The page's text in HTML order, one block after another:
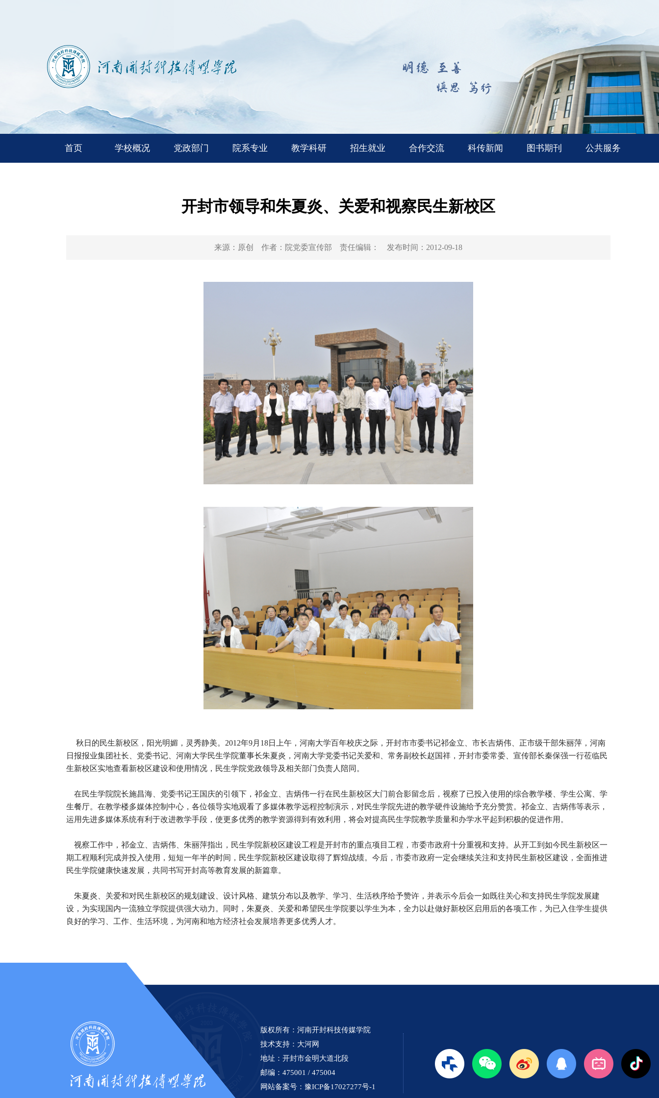
首页 学校概况 党政部门 院系专业 教学科研 招生就业 合作交流 科传新闻 图书期刊 公共服务
开封市领导和朱夏炎、关爱和视察民生新校区
来源： 原创 作者： 院党委宣传部 责任编辑： 发布时间： 2012-09-18
秋日的民生新校区，阳光明媚，灵秀静美。2012年9月18日上午，河南大学百年校庆之际，开封市市委书记祁金立、市长吉炳伟、正市级干部朱丽萍，河南
日报报业集团社长、党委书记、河南大学民生学院董事长朱夏炎，河南大学党委书记关爱和、常务副校长赵国祥，开封市委常委、宣传部长秦保强一行莅临民
生新校区实地查看新校区建设和使用情况，民生学院党政领导及相关部门负责人陪同。
在民生学院院长施昌海、党委书记王国庆的引领下，祁金立、吉炳伟一行在民生新校区大门前合影留念后，视察了已投入使用的综合教学楼、学生公寓、学
生餐厅。在教学楼多媒体控制中心，各位领导实地观看了多媒体教学远程控制演示，对民生学院先进的教学硬件设施给予充分赞赏。祁金立、吉炳伟等表示，
运用先进多媒体系统有利于改进教学手段，使更多优秀的教学资源得到有效利用，将会对提高民生学院教学质量和办学水平起到积极的促进作用。
视察工作中，祁金立、吉炳伟、朱丽萍指出，民生学院新校区建设工程是开封市的重点项目工程，市委市政府十分重视和支持。从开工到如今民生新校区一
期工程顺利完成并投入使用，短短一年半的时间，民生学院新校区建设取得了辉煌战绩。今后，市委市政府一定会继续关注和支持民生新校区建设，全面推进
民生学院健康快速发展，共同书写开封高等教育发展的新篇章。
朱夏炎、关爱和对民生新校区的规划建设、设计风格、建筑分布以及教学、学习、生活秩序给予赞许，并表示今后会一如既往关心和支持民生学院发展建
设，为实现国内一流独立学院提供强大动力。同时，朱夏炎、关爱和希望民生学院要以学生为本，全力以赴做好新校区启用后的各项工作，为已入住学生提供
良好的学习、工作、生活环境，为河南和地方经济社会发展培养更多优秀人才。
版权所有：河南开封科技传媒学院
技术支持： 大河网
地址：开封市金明大道北段
邮编：475001 / 475004
网站备案号： 豫ICP备17027277号-1